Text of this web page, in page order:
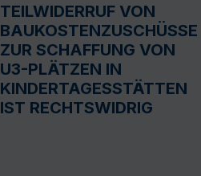
TEILWIDERRUF VON
BAUKOSTENZUSCHÜSSEN
ZUR SCHAFFUNG VON
U3-PLÄTZEN IN
KINDERTAGESSTÄTTEN
IST RECHTSWIDRIG